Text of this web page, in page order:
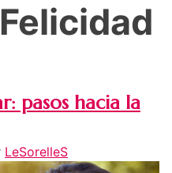
Felicidad
pasos hacia la
LeSorelleS